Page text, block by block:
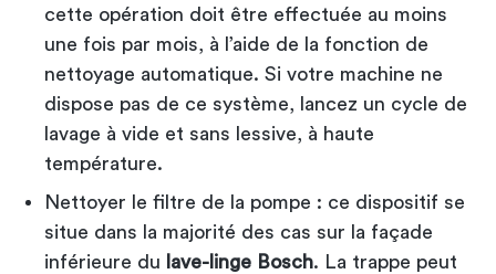
cette opération doit être effectuée au moins
une fois par mois, à l’aide de la fonction de
nettoyage automatique. Si votre machine ne
dispose pas de ce système, lancez un cycle de
lavage à vide et sans lessive, à haute
température.
Nettoyer le filtre de la pompe : ce dispositif se
situe dans la majorité des cas sur la façade
inférieure du
lave-linge Bosch. La trappe peut